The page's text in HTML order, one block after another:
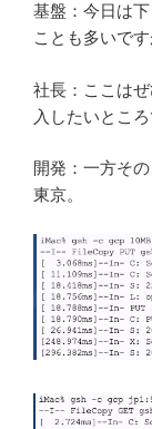
基盤：今日は
ことも多いです
社長：ここは
入したいところ
開発：一方そ
東京。